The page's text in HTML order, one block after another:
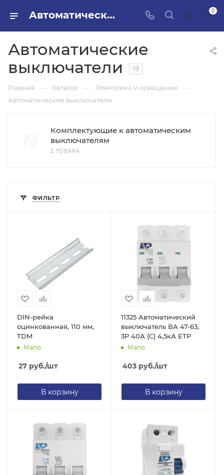
Автоматические выключатели в ПИЛОН — купить стройматериалы в интернет-магазине ПИЛОН с доставкой оптом и в розницу 0
Автоматические
выключатели
19
Главная — Каталог — Электрика и освещение —
Автоматические выключатели
Комплектующие к автоматическим
выключателям
2 ТОВАРА
ФИЛЬТР
DIN-рейка
оцинкованная, 110 мм,
TDM
Мало
27 руб./шт
В корзину
11325 Автоматический
выключатель ВА 47-63,
3Р 40А (С) 4,5кА ЕТР
Мало
403 руб./шт
В корзину